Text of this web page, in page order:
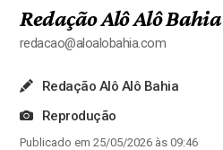
Redação Alô Alô Bahia
redacao@aloalobahia.com
Redação Alô Alô Bahia
Reprodução
Publicado em 25/05/2026 às 09:46